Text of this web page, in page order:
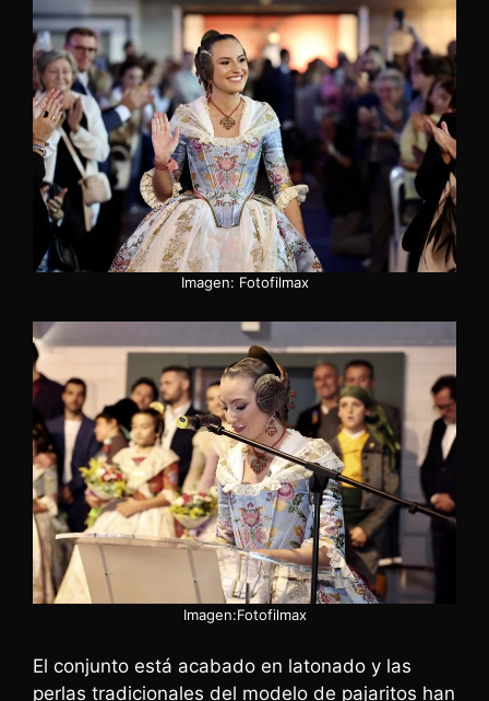
Imagen: Fotofilmax
Imagen:Fotofilmax
El conjunto está acabado en latonado y las
perlas tradicionales del modelo de pajaritos han